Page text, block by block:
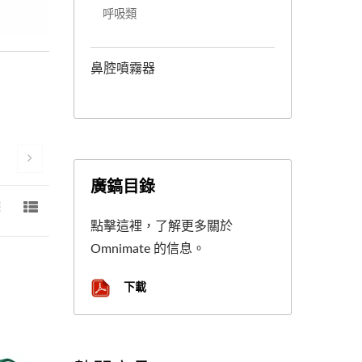
呼吸類
鼻腔噴霧器
廣鎬目錄
點擊這裡，了解更多關於
Omnimate 的信息。
下載